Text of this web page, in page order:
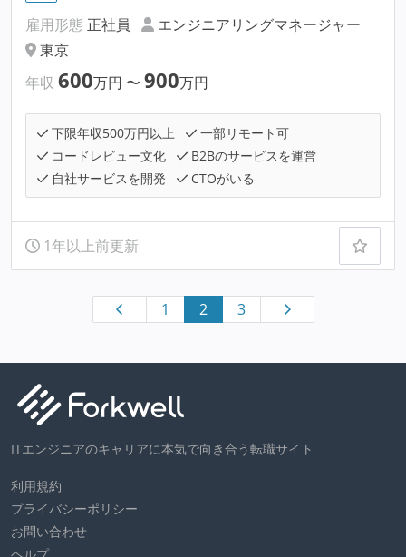
雇用形態 正社員
エンジニアリングマネージャー
東京
年収 600万円 〜 900万円
下限年収500万円以上
一部リモート可
コードレビュー文化
B2Bのサービスを運営
自社サービスを開発
CTOがいる
1年以上前更新
1 2 3
ITエンジニアのキャリアに本気で向き合う転職サイト
利用規約
プライバシーポリシー
お問い合わせ